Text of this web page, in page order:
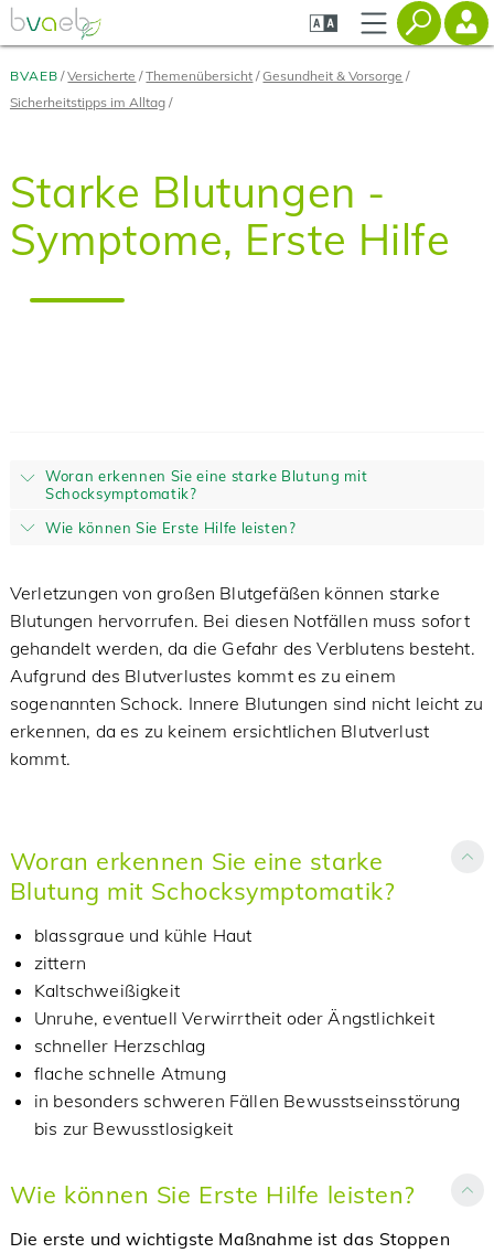
Zum
Seiteninhalt
springen
Zur
Navigation
springen
Zur
Mobilen
Navigation
BVAEB Versicherte Themenübersicht
Gesundheit & Vorsorge
Sicherheitstipps im Alltag
Starke Blutungen -
Symptome, Erste Hilfe
Woran erkennen Sie eine starke Blutung mit
Schocksymptomatik?
Wie können Sie Erste Hilfe leisten?
Verletzungen von großen Blutgefäßen können starke
Blutungen hervorrufen. Bei diesen Notfällen muss sofort
gehandelt werden, da die Gefahr des Verblutens besteht.
Aufgrund des Blutverlustes kommt es zu einem
sogenannten Schock. Innere Blutungen sind nicht leicht zu
erkennen, da es zu keinem ersichtlichen Blutverlust
kommt.
Woran erkennen Sie eine starke
Blutung mit Schocksymptomatik?
blassgraue und kühle Haut
zittern
Kaltschweißigkeit
Unruhe, eventuell Verwirrtheit oder Ängstlichkeit
schneller Herzschlag
flache schnelle Atmung
in besonders schweren Fällen Bewusstseinsstörung
bis zur Bewusstlosigkeit
Wie können Sie Erste Hilfe leisten?
Die erste und wichtigste Maßnahme ist das Stoppen